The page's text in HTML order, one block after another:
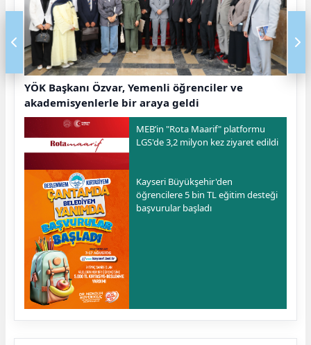
YÖK Başkanı Özvar, Yemenli öğrenciler ve
akademisyenlerle bir araya geldi
MEB’in "Rota Maarif" platformu
LGS'de 3,2 milyon kez ziyaret edildi
Kayseri Büyükşehir'den
öğrencilere 5 bin TL eğitim desteği
başvurular başladı